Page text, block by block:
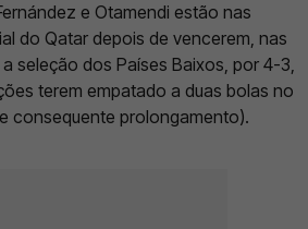
e Otamendi estão nas
do Qatar depois de vencerem, nas
seleção dos Países Baixos, por 4-3,
terem empatado a duas bolas no
consequente prolongamento).